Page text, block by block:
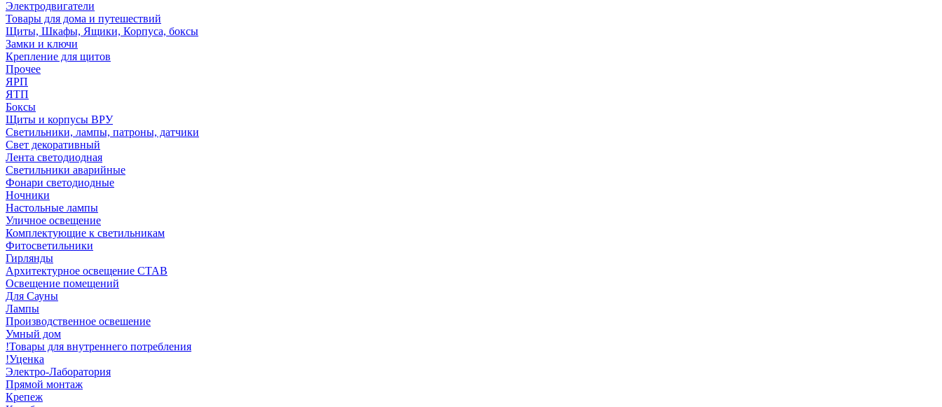
Электродвигатели
Товары для дома и путешествий
Щиты, Шкафы, Ящики, Корпуса, боксы
Замки и ключи
Крепление для щитов
Прочее
ЯРП
ЯТП
Боксы
Щиты и корпусы ВРУ
Светильники, лампы, патроны, датчики
Свет декоративный
Лента светодиодная
Светильники аварийные
Фонари светодиодные
Ночники
Настольные лампы
Уличное освещение
Комплектующие к светильникам
Фитосветильники
Гирлянды
Архитектурное освещение СТАВ
Освещение помещений
Для Сауны
Лампы
Производственное освешение
Умный дом
!Товары для внутреннего потребления
!Уценка
Электро-Лаборатория
Прямой монтаж
Крепеж